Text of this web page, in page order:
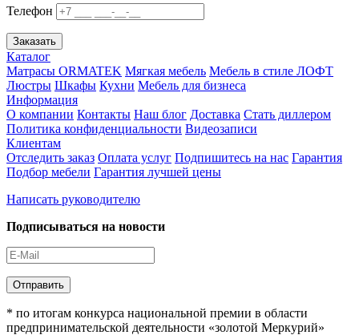
Телефон
Заказать
Каталог
Матрасы ORMATEK Мягкая мебель Мебель в стиле ЛОФТ
Люстры Шкафы Кухни Мебель для бизнеса
Информация
О компании Контакты Наш блог Доставка Стать диллером
Политика конфиденциальности Видеозаписи
Клиентам
Отследить заказ Оплата услуг Подпишитесь на нас Гарантия
Подбор мебели Гарантия лучшей цены
Написать руководителю
Подписываться на новости
Отправить
* по итогам конкурса национальной премии в области
предпринимательской деятельности «золотой Меркурий»